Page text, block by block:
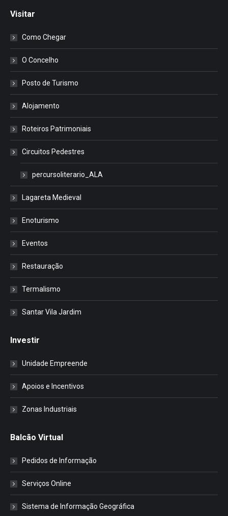
Visitar
Como Chegar
O Concelho
Posto de Turismo
Alojamento
Roteiros Patrimoniais
Circuitos Pedestres
percursoliterario_ALA
Lagareta Medieval
Enoturismo
Eventos
Restauração
Termalismo
Santar Vila Jardim
Investir
Unidade Empreende
Apoios e Incentivos
Zonas Industriais
Balcão Virtual
Pedidos de Informação
Serviços Online
Sistema de Informação Geográfica